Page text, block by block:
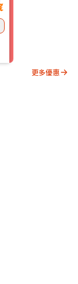
更多優惠